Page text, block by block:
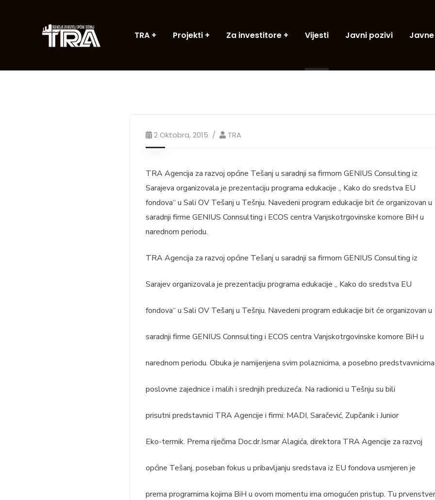
TRA Projekti Za investitore Vijesti Javni pozivi
2 Oktobra, 2015 TRA
TRA Agencija za razvoj općine Tešanj u saradnji sa firmom GENIUS Consulting iz
Sarajeva organizovala je prezentaciju programa edukacije „ Kako do sredstva EU
fondova“ u Sali OV Tešanj u Tešnju. Navedeni program edukacije bit će organizovan u
saradnji firme GENIUS Connsulting i ECOS centra Vanjskotrgovinske komore BiH u
narednom periodu.
TRA Agencija za razvoj općine Tešanj u saradnji sa firmom GENIUS Consulting iz
Sarajev organizovala je prezentaciju programa edukacije „ Kako do sredstva EU
fondova“ u Sali OV Tešanj u Tešnju. Navedeni program edukacije bit će organizovan u
saradnji firme GENIUS Connsulting i ECOS centra Vanjskotrgovinske komore BiH u
narednom periodu. Obuka je namijenjena svim polaznicima, a posebno predstvavnicima
poslovne zajednice i malih i srednjih preduzeća. Na radionici u Tešnju su bili
prisutni predstavnici TRA Agencije i firmi: MADI, Saračević, Zupčanik i Junior
Eko-termik. Prema riječima Doc.dr.Ismar Alagića, direktora TRA Agencije za razvoj
općine Tešanj, poseban fokus u pribavljanju sredstava iz EU fondova usmjeren je
prema programima kojima BiH u ovom momentu ima omogućen pristup. Tu